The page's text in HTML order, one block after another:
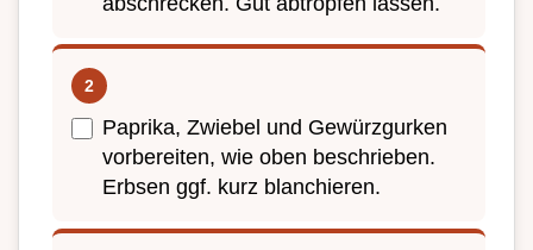
Paprika, Zwiebel und Gewürzgurken
vorbereiten, wie oben beschrieben.
Erbsen ggf. kurz blanchieren.